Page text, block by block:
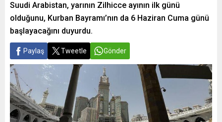
Suudi Arabistan, yarının Zilhicce ayının ilk günü
olduğunu, Kurban Bayramı’nın da 6 Haziran Cuma günü
başlayacağını duyurdu.
Paylaş Tweetle Gönder